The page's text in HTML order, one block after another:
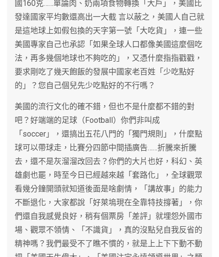
國160克……單論肉、奶兩項食物轉換「大戶」，美國比
發達國家平均數還高出一大截 言以蔽之，美國人自己就
是這地球上如假包換的天字第一號「大吃貨」，連一些
美國專家自己也承認「如果全球人口都像美國這麼個吃
法，再多幾個地球也不夠吃的」，又憑什麼指指戳戳，
要求剛吃了幾天飽飯的發展中國家老百姓「少吃點好
的」？您自己個兒先少吃點好的不行嗎？
美國的流行文化的確不錯，但也不是什麼都不錯的對
吧？好端端的足球（Football）你們非叫成
「soccer」，還搞出五花八門的「獨門規則」，什麼點
球可以帶球走，比賽分四節中間插廣告……折騰來折騰
去，還不是灰溜溜改回去？你們的大片也好，科幻、英
雄劇也罷，時至今日已經越來越「套路化」，全球觀眾
看幾分鐘開頭就知道後面是啥劇情，「講故事」的能力
不斷退化，大家都說「好萊塢現在全靠特技撐著」，你
們還自我感覺良好，稍有個票房「差評」就埋怨外國市
場、觀眾不領情、「不識貨」，真的沒點兒自我反省的
精神嗎？我們最受不了瞧不慣的，就是上上下下動不動